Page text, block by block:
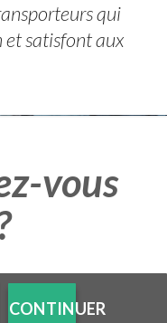
qui
satisfont aux
vous
CONTINUER